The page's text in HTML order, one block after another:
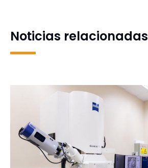
Noticias relacionadas